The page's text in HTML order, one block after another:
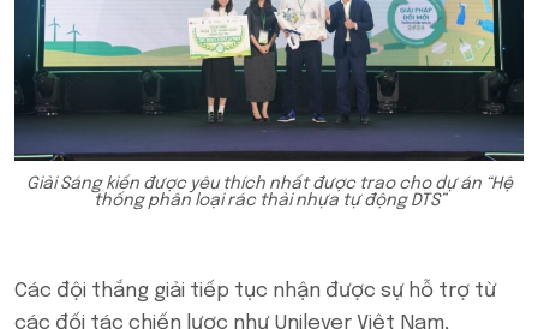
Giải Sáng kiến được yêu thích nhất được trao cho dự án “Hệ
thống phân loại rác thải nhựa tự động DTS”
Các đội thắng giải tiếp tục nhận được sự hỗ trợ từ
các đối tác chiến lược như Unilever Việt Nam,